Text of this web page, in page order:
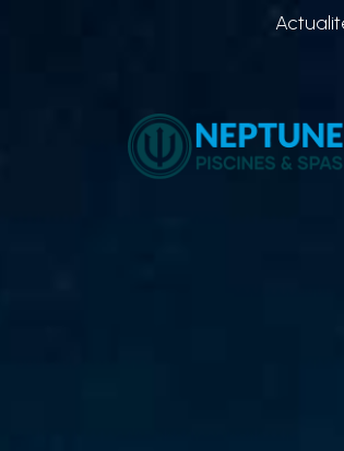
Neptunes Piscines